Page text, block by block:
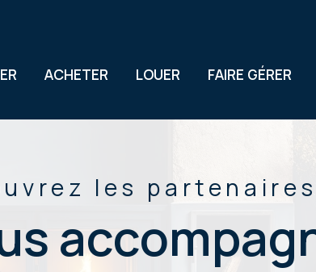
ACHETER LOUER FAIRE GÉRER
les partenaires